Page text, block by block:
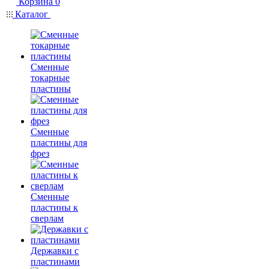
Каталог
Сменные
токарные
пластины
Сменные
пластины для
фрез
Сменные
пластины к
сверлам
Державки с
пластинами